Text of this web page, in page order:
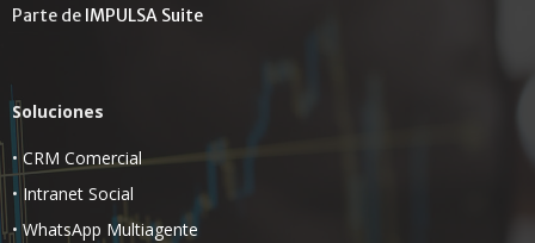
Parte de IMPULSA Suite
Soluciones
• CRM Comercial
• Intranet Social
• WhatsApp Multiagente